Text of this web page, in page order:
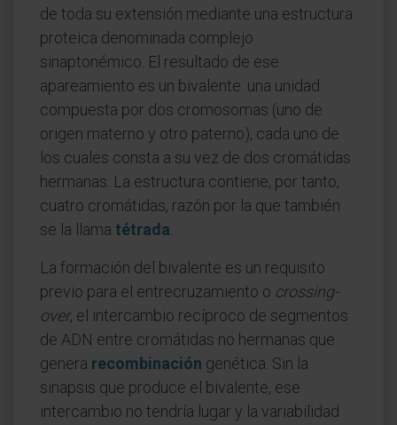
de toda su extensión mediante una estructura
proteica denominada complejo
sinaptonémico. El resultado de ese
apareamiento es un bivalente: una unidad
compuesta por dos cromosomas (uno de
origen materno y otro paterno), cada uno de
los cuales consta a su vez de dos cromátidas
hermanas. La estructura contiene, por tanto,
cuatro cromátidas, razón por la que también
se la llama tétrada
La formación del bivalente es un requisito
previo para el entrecruzamiento o crossing-
over, el intercambio recíproco de segmentos
de ADN entre cromátidas no hermanas que
genera recombinación genética. Sin la
sinapsis que produce el bivalente, ese
intercambio no tendría lugar y la variabilidad